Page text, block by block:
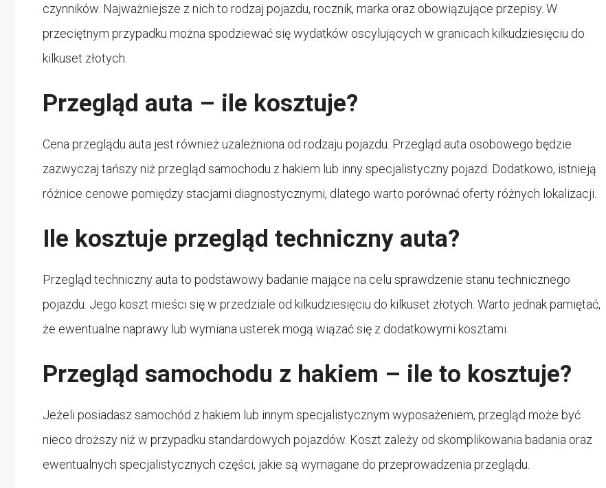
czynników. Najważniejsze z nich to rodzaj pojazdu, rocznik, marka oraz obowiązujące przepisy. W
przeciętnym przypadku można spodziewać się wydatków oscylujących w granicach kilkudziesięciu do
kilkuset złotych.
Przegląd auta – ile kosztuje?
Cena przeglądu auta jest również uzależniona od rodzaju pojazdu. Przegląd auta osobowego będzie
zazwyczaj tańszy niż przegląd samochodu z hakiem lub inny specjalistyczny pojazd. Dodatkowo, istnieją
różnice cenowe pomiędzy stacjami diagnostycznymi, dlatego warto porównać oferty różnych lokalizacji.
Ile kosztuje przegląd techniczny auta?
Przegląd techniczny auta to podstawowy badanie mające na celu sprawdzenie stanu technicznego
pojazdu. Jego koszt mieści się w przedziale od kilkudziesięciu do kilkuset złotych. Warto jednak pamiętać,
że ewentualne naprawy lub wymiana usterek mogą wiązać się z dodatkowymi kosztami.
Przegląd samochodu z hakiem – ile to kosztuje?
Jeżeli posiadasz samochód z hakiem lub innym specjalistycznym wyposażeniem, przegląd może być
nieco droższy niż w przypadku standardowych pojazdów. Koszt zależy od skomplikowania badania oraz
ewentualnych specjalistycznych części, jakie są wymagane do przeprowadzenia przeglądu.